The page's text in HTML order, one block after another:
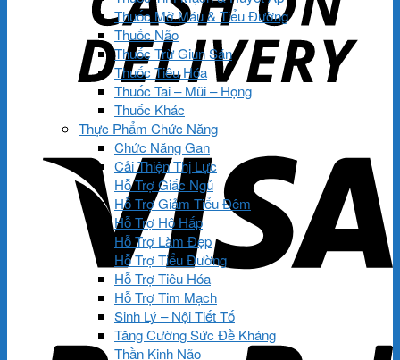
Thuốc Mỡ Máu & Tiểu Đường
Thuốc Não
Thuốc Trừ Giun Sán
Thuốc Tiêu Hóa
Thuốc Tai – Mũi – Họng
Thuốc Khác
Thực Phẩm Chức Năng
Chức Năng Gan
Cải Thiện Thị Lực
Hỗ Trợ Giấc Ngủ
Hỗ Trợ Giảm Tiểu Đêm
Hỗ Trợ Hô Hấp
Hỗ Trợ Làm Đẹp
Hỗ Trợ Tiểu Đường
Hỗ Trợ Tiêu Hóa
Hỗ Trợ Tim Mạch
Sinh Lý – Nội Tiết Tố
Tăng Cường Sức Đề Kháng
Thần Kinh Não